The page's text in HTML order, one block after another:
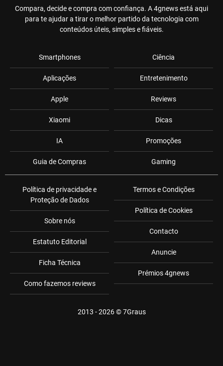
Compara, decide e compra com confiança. A 4gnews está aqui
para te ajudar a tirar o melhor partido da tecnologia com
conteúdos úteis, simples e fiáveis.
Smartphones
Aplicações
Apple
Xiaomi
IA
Guia de Compras
Ciência
Entretenimento
Reviews
Dicas
Promoções
Gaming
Política de privacidade e
Proteção de Dados
Sobre nós
Estatuto Editorial
Ficha Técnica
Como fazemos reviews
Termos e Condições
Política de Cookies
Contacto
Anuncie
Prémios 4gnews
2013 - 2026 ©7Graus